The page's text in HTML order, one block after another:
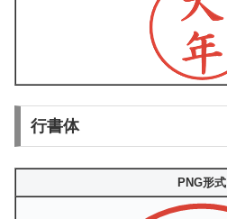
行書体
PNG形式